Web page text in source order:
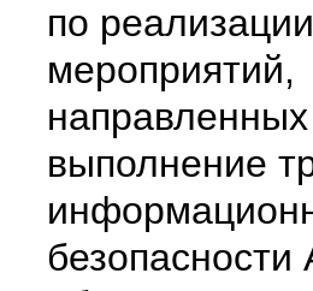
по
мероприятий,
выполнение